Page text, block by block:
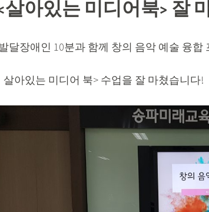
살아있는 미디어북> 잘
달장애인 10분과 함께 창의 음악 예술 융합
살아있는 미디어 북> 수업을 잘 마쳤습니다!